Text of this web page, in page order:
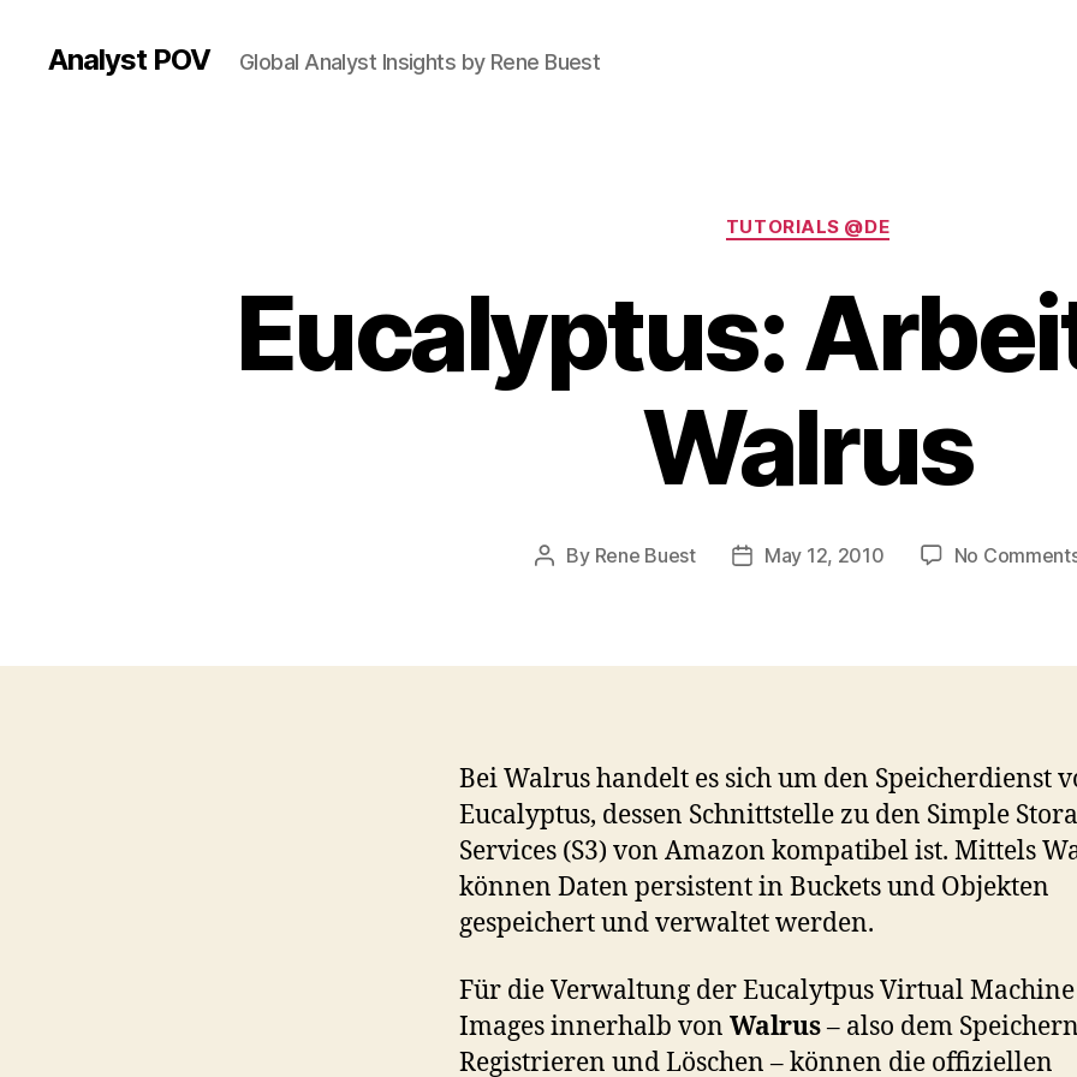
Analyst POV Global Analyst Insights by Rene Buest
Categories
TUTORIALS @DE
Eucalyptus:
Walrus
Post
By Rene Buest
PostMay 12, 2010 No
Bei Walrus handelt es sich um den Speicherdienst
Eucalyptus, dessen Schnittstelle zu den Simple
Services (S3) von Amazon kompatibel ist. Mittels
können Daten persistent in Buckets und Objekten
gespeichert und verwaltet werden.
Für die Verwaltung der Eucalytpus Virtual Machine
Images innerhalb von Walrus– also dem
Registrieren und Löschen – können die offiziellen